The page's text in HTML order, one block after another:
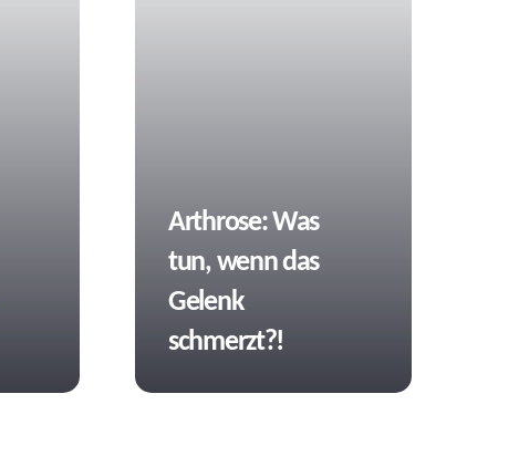
Arthrose: Was
tun, wenn das
Gelenk
schmerzt?!